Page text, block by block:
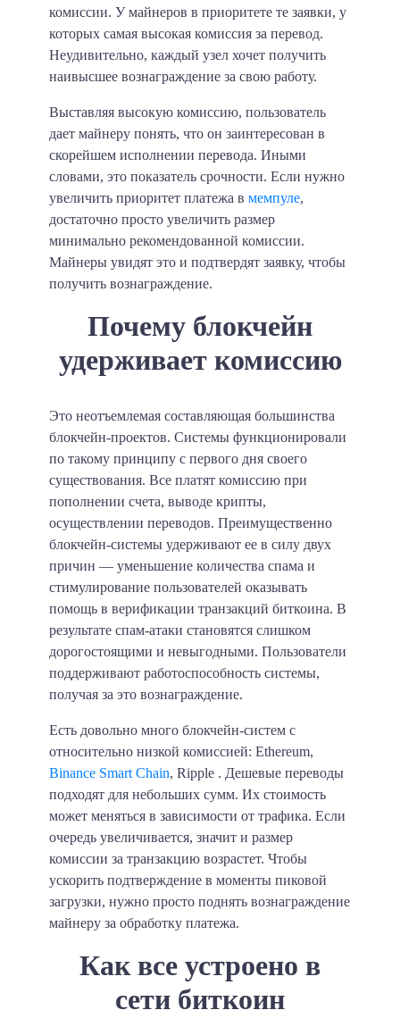
комиссии. У майнеров в приоритете те заявки, у
которых самая высокая комиссия за перевод.
Неудивительно, каждый узел хочет получить
наивысшее вознаграждение за свою работу.
Выставляя высокую комиссию, пользователь
дает майнеру понять, что он заинтересован в
скорейшем исполнении перевода. Иными
словами, это показатель срочности. Если нужно
увеличить приоритет платежа в мемпуле,
достаточно просто увеличить размер
минимально рекомендованной комиссии.
Майнеры увидят это и подтвердят заявку, чтобы
получить вознаграждение.
Почему блокчейн
удерживает комиссию
Это неотъемлемая составляющая большинства
блокчейн-проектов. Системы функционировали
по такому принципу с первого дня своего
существования. Все платят комиссию при
пополнении счета, выводе крипты,
осуществлении переводов. Преимущественно
блокчейн-системы удерживают ее в силу двух
причин — уменьшение количества спама и
стимулирование пользователей оказывать
помощь в верификации транзакций биткоина. В
результате спам-атаки становятся слишком
дорогостоящими и невыгодными. Пользователи
поддерживают работоспособность системы,
получая за это вознаграждение.
Есть довольно много блокчейн-систем с
относительно низкой комиссией: Ethereum,
Binance Smart Chain, Ripple . Дешевые переводы
подходят для небольших сумм. Их стоимость
может меняться в зависимости от трафика. Если
очередь увеличивается, значит и размер
комиссии за транзакцию возрастет. Чтобы
ускорить подтверждение в моменты пиковой
загрузки, нужно просто поднять вознаграждение
майнеру за обработку платежа.
Как все устроено в
сети биткоин